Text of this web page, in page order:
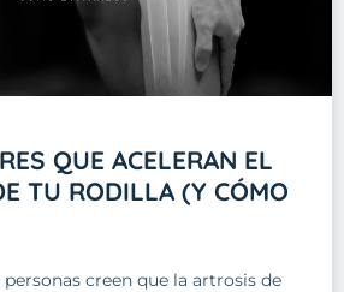
QUE ACELERAN EL
TU RODILLA (Y CÓMO
creen que la artrosis de